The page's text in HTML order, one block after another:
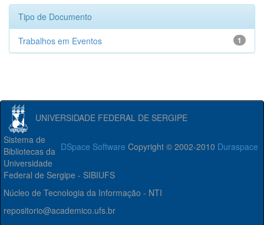
Tipo de Documento
1
Trabalhos em Eventos
UNIVERSIDADE FEDERAL DE SERGIPE
DSpace Software Copyright © 2002-2010 Duraspace
Sistema de
Bibliotecas da
Universidade
Federal de Sergipe - SIBIUFS
Núcleo de Tecnologia da Informação - NTI
repositorio@academico.ufs.br